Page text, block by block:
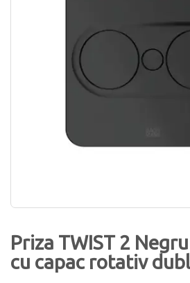
Priza TWIST 2
cu capac rotativ